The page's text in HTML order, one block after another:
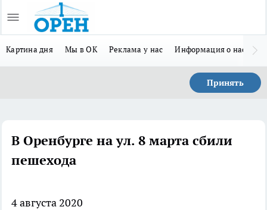
Картина дня Мы в ОК Реклама у нас Информация о нас
Принять
В Оренбурге на ул. 8 марта сбили
пешехода
4 августа 2020